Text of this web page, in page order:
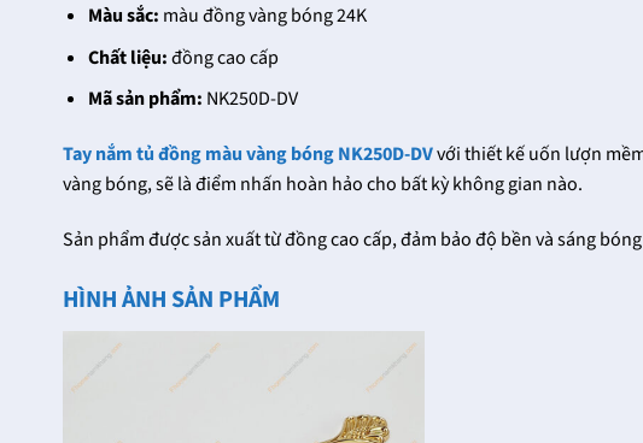
Màu sắc: màu đồng vàng bóng 24K
Chất liệu:đồng cao cấp
Mã sản phẩm: NK250D-DV
Tay nắm tủ đồng màu vàng bóng NK250D-DVvới thiết kế uốn lượn
vàng bóng, sẽ là điểm nhấn hoàn hảo cho bất kỳ không gian nào.
Sản phẩm được sản xuất từ đồng cao cấp, đảm bảo độ bền và sáng
HÌNH ẢNH SẢN PHẨM